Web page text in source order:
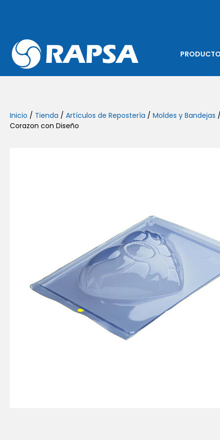
Inicio / Tienda / Artículos de Repostería / Moldes y Bandejas
Corazon con Diseño